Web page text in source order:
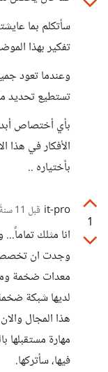
سأتكلم بما
تفكير بهذا
وعندما تعود
تستطيع تحديد
بأي أختصاص
الأفكار في هذا
بأختياره ..
1
it-pro قبل 11 سنةً
انا مثلك
وجدت ان تخصص
معدات ضخمة
لديها شبكة
هذا المجال
مهارة
فيها، سأتركها.